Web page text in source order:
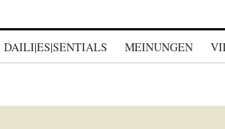
DAILI|ES|SENTIALS MEINUNGEN